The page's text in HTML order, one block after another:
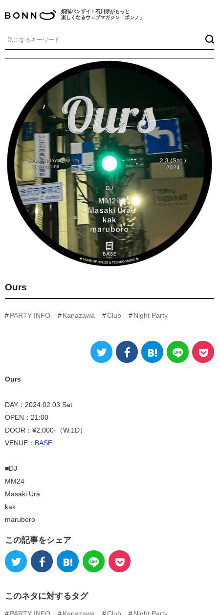
煩悩バンザイ！石川県がもっと
楽しくなるウェブマガジン「ボンノ」
Ours
PARTY INFO Kanazawa Club Night Party
Ours
DAY：2024.02.03 Sat
OPEN：21:00
DOOR：¥2,000-（W.1D）
VENUE： BASE
■DJ
MM24
Masaki Ura
kak
maruboro
この記事をシェア
このネタに対するタグ